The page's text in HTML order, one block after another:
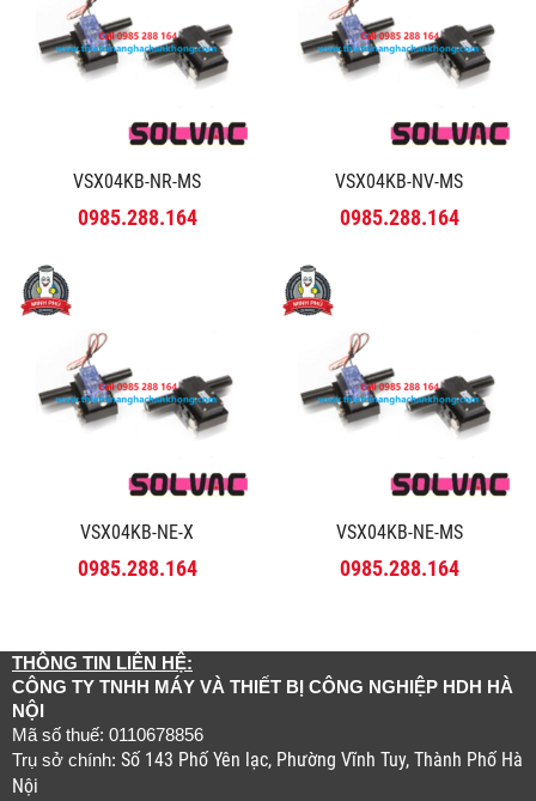
VSX04KB-NR-MS
0985.288.164
VSX04KB-NV-MS
0985.288.164
VSX04KB-NE-X
0985.288.164
VSX04KB-NE-MS
0985.288.164
THÔNG TIN LIÊN HỆ:
CÔNG TY TNHH MÁY VÀ THIẾT BỊ CÔNG NGHIỆP HDH HÀ
NỘI
Mã số thuế: 0110678856
Trụ sở chính: Số 143 Phố Yên lạc, Phường Vĩnh Tuy, Thành Phố Hà
Nội